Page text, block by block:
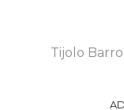
Tijolo